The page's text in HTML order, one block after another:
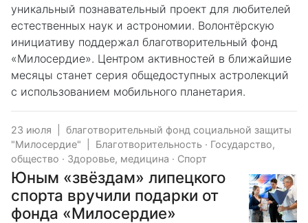
уникальный познавательный проект для любителей
естественных наук и астрономии. Волонтёрскую
инициативу поддержал благотворительный фонд
«Милосердие». Центром активностей в ближайшие
месяцы станет серия общедоступных астролекций
с использованием мобильного планетария.
23 июля
благотворительный фонд социальной защиты
"Милосердие"
Благотворительность · Государство,
общество · Здоровье, медицина · Спорт
Юным «звёздам» липецкого
спорта вручили подарки от
фонда «Милосердие»